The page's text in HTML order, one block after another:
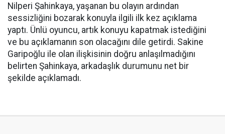
Nilperi Şahinkaya, yaşanan bu olayın ardından
sessizliğini bozarak konuyla ilgili ilk kez açıklama
yaptı. Ünlü oyuncu, artık konuyu kapatmak istediğini
ve bu açıklamanın son olacağını dile getirdi. Sakine
Garipoğlu ile olan ilişkisinin doğru anlaşılmadığını
belirten Şahinkaya, arkadaşlık durumunu net bir
şekilde açıklamadı.